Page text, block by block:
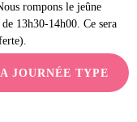
rompons le jeûne
13h30-14h00. Ce sera
JOURNÉE TYPE